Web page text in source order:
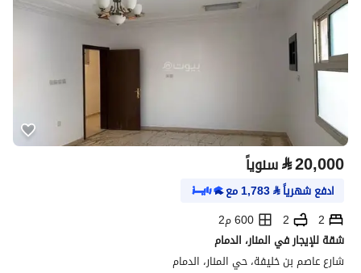
⃁20,000 سنوياً
ادفع شهرياً⃁
1,783مع
2
2
600 م2
شقة للإيجار في المنار، الدمام
شارع عاصم بن خليفة، حي المنار، الدمام